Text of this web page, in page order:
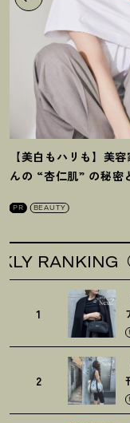
【美白もハリも】美
んの “杏仁肌” の秘密
PR BEAUTY
1
2